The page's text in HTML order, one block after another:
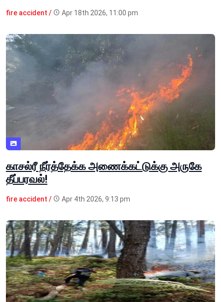
fire accident / Apr 18th 2026, 11:00 pm
காசல்ரீ நீர்த்தேக்க அணைக்கட்டுக்கு அருகே
தீப்பரவல்!
fire accident / Apr 4th 2026, 9:13 pm